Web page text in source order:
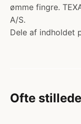
ømme fingre.
A/S.
Dele af indholdet
Ofte